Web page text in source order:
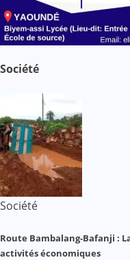
Société
Société
Route Bambalang-Bafanji :
activités économiques